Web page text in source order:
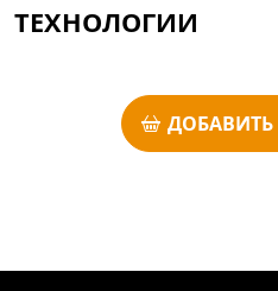
ТЕХНОЛОГИИ